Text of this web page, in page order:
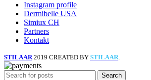
Instagram profile
Dermibelle USA
Simiux CH
Partners
Kontakt
STILAAR 2019 CREATED BY STILAAR.
Search